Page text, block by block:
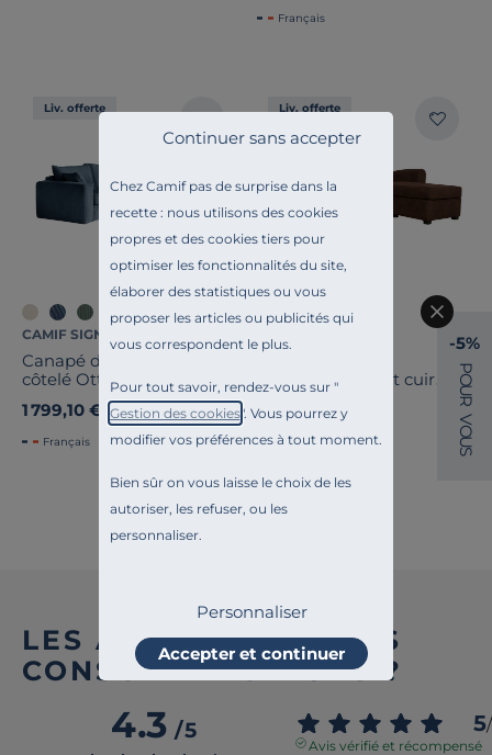
Chez Camif pas de surprise dans la
recette : nous utilisons des cookies
propres et des cookies tiers pour
optimiser les fonctionnalités du site,
élaborer des statistiques ou vous
proposer les articles ou publicités qui
vous correspondent le plus.
Pour tout savoir, rendez-vous sur "
Gestion des cookies". Vous pourrez y
modifier vos préférences à tout moment.
Bien sûr on vous laisse le choix de les
autoriser, les refuser, ou les
personnaliser.
Continuer sans accepter
Personnaliser
Accepter et continuer
Français
Liv. offerte
CAMIF SIGNATURE
Canapé d'angle velours
côtelé Otto
1 799,10 €
Ancien prix
1 999,00 € -10%
Français
Liv. offerte
microfibre aspect cuir
vieilli Owen
1 099,00 €
Français
Voir tout
LES AVIS DES AUTRES
CONSOMM’ACTEURS ?
4.3/5 5/
Avis vérifié et récompensé
-5%
P
O
U
R
V
O
U
S